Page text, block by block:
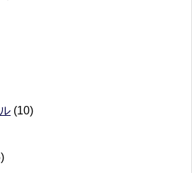
(10)